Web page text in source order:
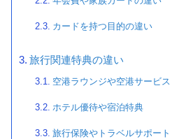
カードを持つ目的の違い
旅行関連特典の違い
空港ラウンジや空港サービス
ホテル優待や宿泊特典
旅行保険やトラベルサポート